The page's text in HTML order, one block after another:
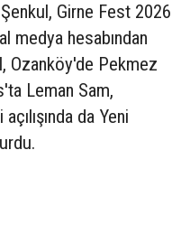
Girne Fest 2026
medya hesabından
Ozanköy'de Pekmez
Leman Sam,
da Yeni